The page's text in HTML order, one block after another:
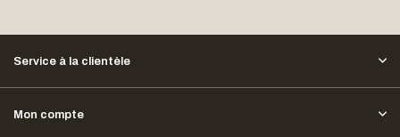
Service à la clientèle
Mon compte